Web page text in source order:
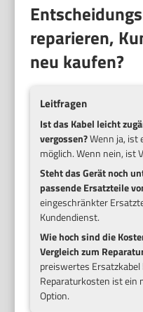
reparieren,
neu kaufen?
Leitfragen
Ist das Kabel leicht
vergossen?Wenn ja, ist
möglich. Wenn nein, ist
Steht das Gerät noch
passende Ersatzteile
eingeschränkter
Kundendienst.
Wie hoch sind die
Vergleich zum
preiswertes
Reparaturkosten ist ein
Option.